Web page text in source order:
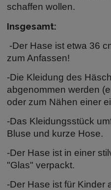
schaffen wollen.
Insgesamt:
-Der Hase ist etwa 36
zum Anfassen!
-Die Kleidung des
abgenommen werden
oder zum Nähen einer
-Das Kleidungsstück
Bluse und kurze Hose.
-Der Hase ist in einer
"Glas" verpackt.
-Der Hase ist für Kinder